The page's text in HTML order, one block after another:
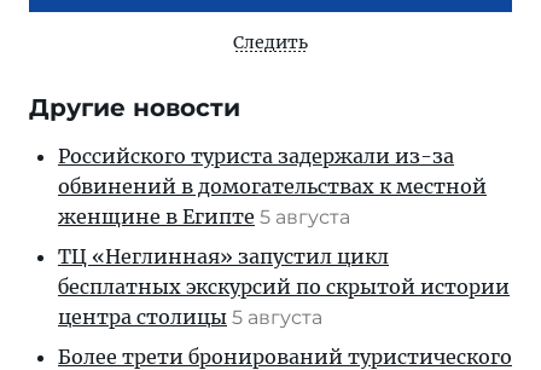
Следить
Другие новости
Российского туриста задержали из-за
обвинений в домогательствах к местной
женщине в Египте 5 августа
ТЦ «Неглинная» запустил цикл
бесплатных экскурсий по скрытой истории
центра столицы 5 августа
Более трети бронирований туристического